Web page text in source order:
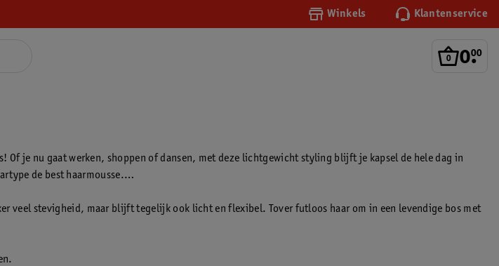
Winkels Klantenservice
0.
00
Of je nu gaat werken, shoppen of dansen, met deze lichtgewicht styling blijft je kapsel de hele dag in
de best haarmousse.
veel stevigheid, maar blijft tegelijk ook licht en flexibel. Tover futloos haar om in een levendige bos met